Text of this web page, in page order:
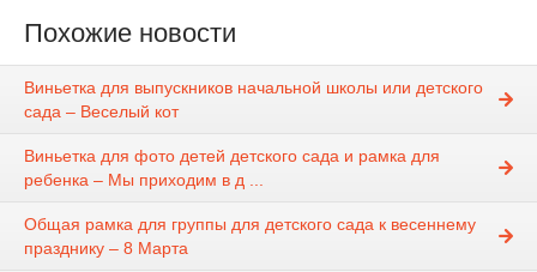
Похожие новости
Виньетка для выпускников начальной школы или детского
сада – Веселый кот
Виньетка для фото детей детского сада и рамка для
ребенка – Мы приходим в д ...
Общая рамка для группы для детского сада к весеннему
празднику – 8 Марта